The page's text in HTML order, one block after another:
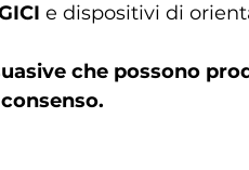
e dispositivi di
che possono